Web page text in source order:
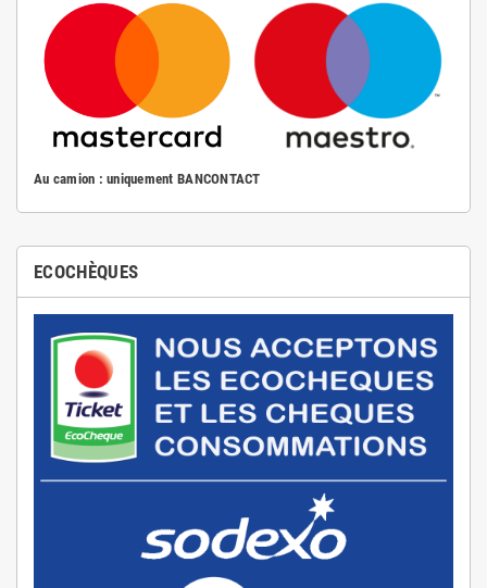
Au camion : uniquement BANCONTACT
ECOCHÈQUES